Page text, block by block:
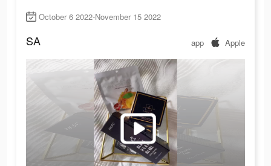
October 6 2022-November 15 2022
SA app Apple